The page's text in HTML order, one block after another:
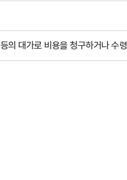
의 대가로 비용을 청구하거나 수령